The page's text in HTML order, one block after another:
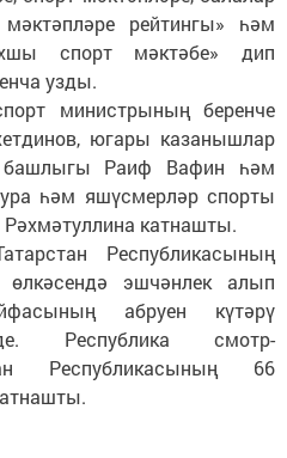
рейтингы» һәм
спорт мәктәбе» дип
узды.
министрының беренче
югары казанышлар
башлыгы Раиф Вафин һәм
һәм яшүсмерләр спорты
катнашты.
Республикасының
эшчәнлек алып
абруен күтәрү
Республика смотр-
Республикасының 66